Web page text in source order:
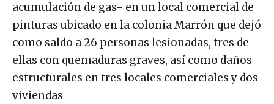
acumulación de gas- en un local comercial de
pinturas ubicado en la colonia Marrón que dejó
como saldo a 26 personas lesionadas, tres de
ellas con quemaduras graves, así como daños
estructurales en tres locales comerciales y dos
viviendas